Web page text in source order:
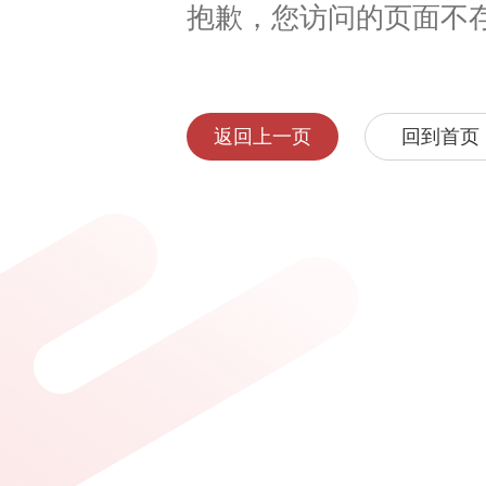
抱歉，您访问的页面不
返回上一页 回到首页